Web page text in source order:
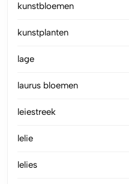
kunstbloemen
kunstplanten
lage
laurus bloemen
leiestreek
lelie
lelies